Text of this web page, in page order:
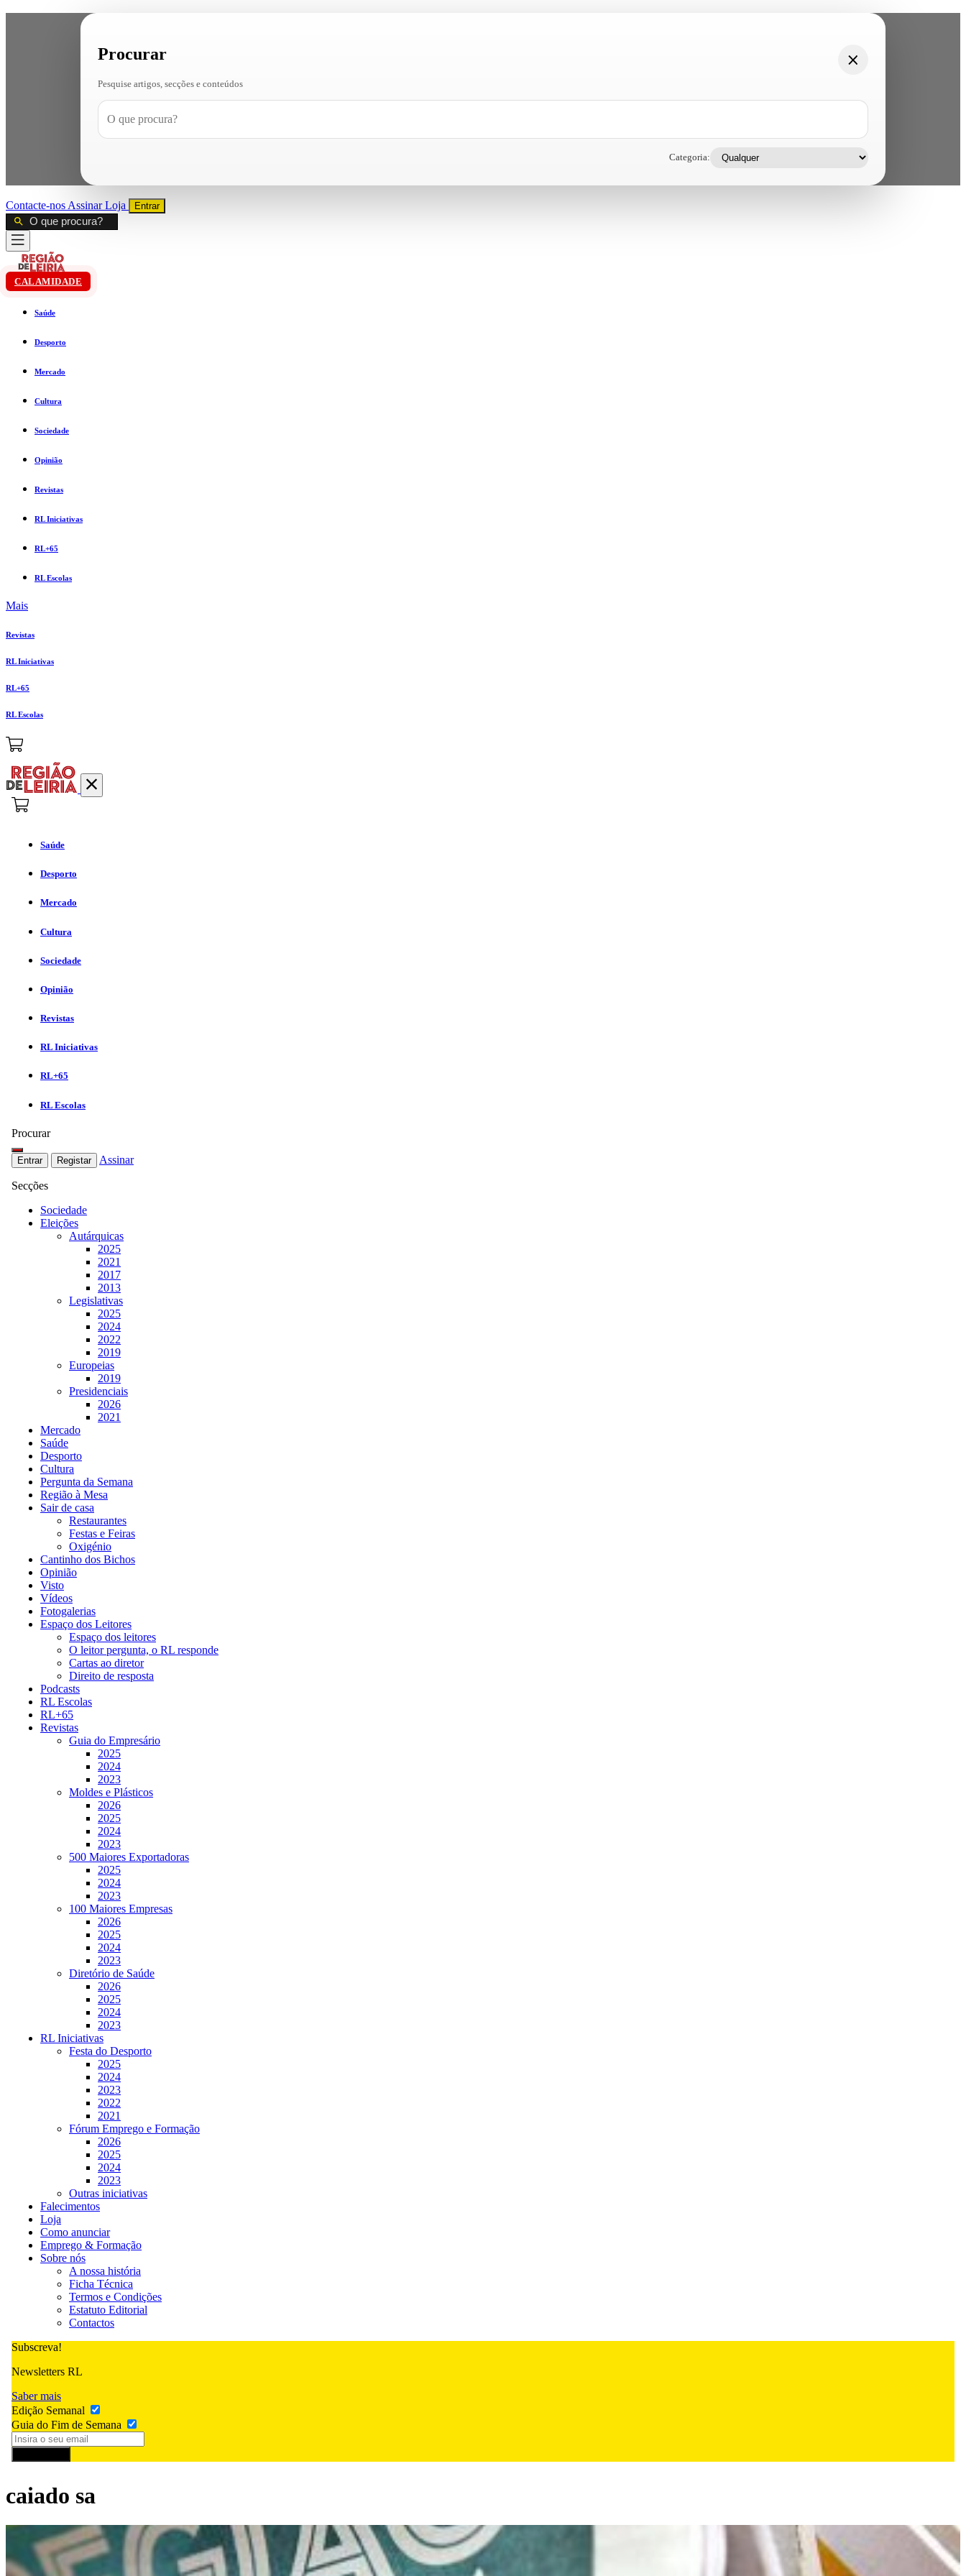
Procurar
Pesquise artigos, secções e conteúdos
Categoria:
Contacte-nos AssinarLoja Entrar
CALAMIDADE
Saúde
Desporto
Mercado
Cultura
Sociedade
Opinião
Revistas
RL Iniciativas
RL+65
RL Escolas
Mais
Revistas
RL Iniciativas
RL+65
RL Escolas
Saúde
Desporto
Mercado
Cultura
Sociedade
Opinião
Revistas
RL Iniciativas
RL+65
RL Escolas
Procurar
Entrar Registar Assinar
Secções
Sociedade
Eleições
Autárquicas
2025
2021
2017
2013
Legislativas
2025
2024
2022
2019
Europeias
2019
Presidenciais
2026
2021
Mercado
Saúde
Desporto
Cultura
Pergunta da Semana
Região à Mesa
Sair de casa
Restaurantes
Festas e Feiras
Oxigénio
Cantinho dos Bichos
Opinião
Visto
Vídeos
Fotogalerias
Espaço dos Leitores
Espaço dos leitores
O leitor pergunta, o RL responde
Cartas ao diretor
Direito de resposta
Podcasts
RL Escolas
RL+65
Revistas
Guia do Empresário
2025
2024
2023
Moldes e Plásticos
2026
2025
2024
2023
500 Maiores Exportadoras
2025
2024
2023
100 Maiores Empresas
2026
2025
2024
2023
Diretório de Saúde
2026
2025
2024
2023
RL Iniciativas
Festa do Desporto
2025
2024
2023
2022
2021
Fórum Emprego e Formação
2026
2025
2024
2023
Outras iniciativas
Falecimentos
Loja
Como anunciar
Emprego & Formação
Sobre nós
A nossa história
Ficha Técnica
Termos e Condições
Estatuto Editorial
Contactos
Subscreva!
Newsletters RL
Saber mais
Edição Semanal
Guia do Fim de Semana
caiado sa